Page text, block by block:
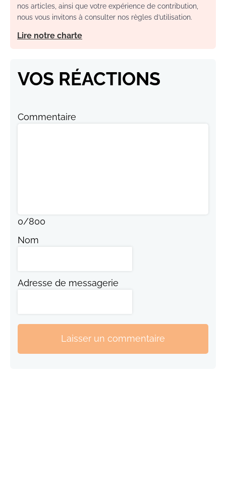
nos articles, ainsi que votre expérience de contribution,
nous vous invitons à consulter nos règles d’utilisation.
Lire notre charte
VOS RÉACTIONS
Commentaire
0/800
Nom
Adresse de messagerie
Laisser un commentaire